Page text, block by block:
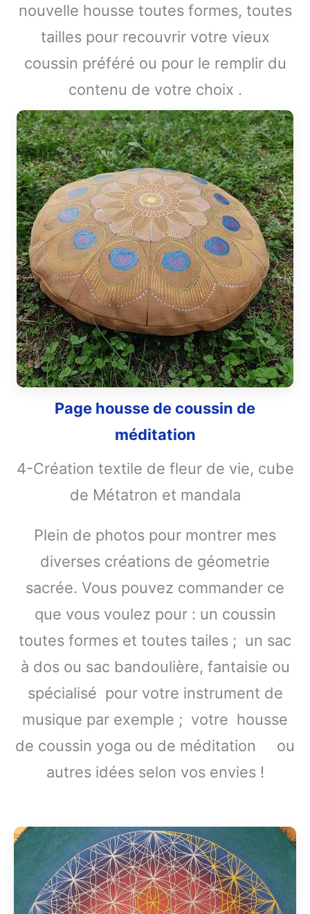
nouvelle housse toutes formes, toutes
tailles pour recouvrir votre vieux
coussin préféré ou pour le remplir du
contenu de votre choix .
Page housse de coussin de
méditation
4-Création textile de fleur de vie, cube
de Métatron et mandala
Plein de photos pour montrer mes
diverses créations de géometrie
sacrée. Vous pouvez commander ce
que vous voulez pour : un coussin
toutes formes et toutes tailes ; un sac
à dos ou sac bandoulière, fantaisie ou
spécialisé pour votre instrument de
musique par exemple ; votre housse
de coussin yoga ou de méditation ou
autres idées selon vos envies !